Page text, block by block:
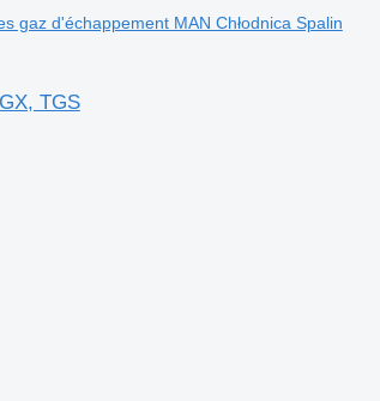
gaz d'échappement MAN Chłodnica Spalin
TGS